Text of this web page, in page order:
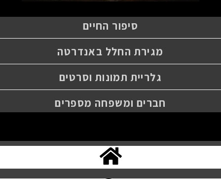
סיפור החיים
מגירת החלל באנדרטה
גלריית תמונות וסרטים
חברים ומשפחה מספרים